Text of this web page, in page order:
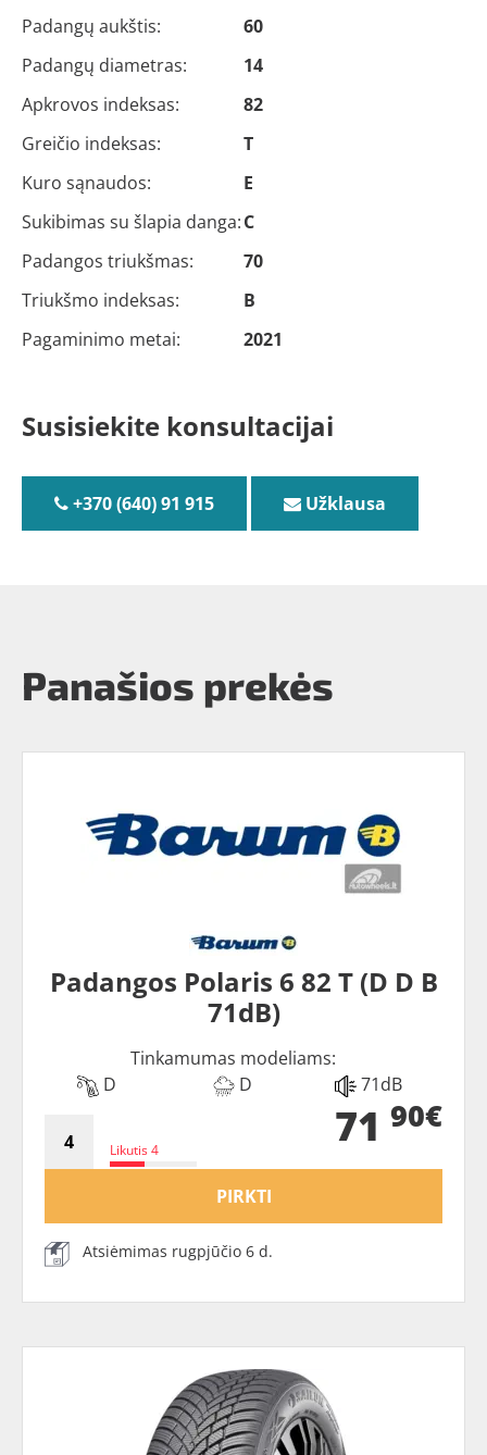
Padangų aukštis:
60
Padangų diametras:
14
Apkrovos indeksas:
82
Greičio indeksas:
T
Kuro sąnaudos:
E
Sukibimas su šlapia danga:C
Padangos triukšmas:
70
Triukšmo indeksas:
B
Pagaminimo metai:
2021
Susisiekite konsultacijai
+370 (640) 91 915 Užklausa
Panašios prekės
Padangos Polaris 6 82 T (D D B
71dB)
Tinkamumas modeliams:
D
D 71dB
Likutis 4 71 90€
PIRKTI
Atsiėmimas rugpjūčio 6 d.